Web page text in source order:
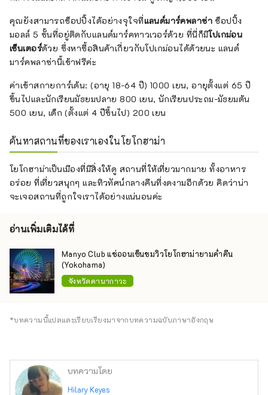
คุณยังสามารถช็อปปิ้งได้อย่างจุใจที่แลนด์มาร์คพลาซ่าช็อปปิ้ง
มอลล์ 5 ชั้นที่อยู่ติดกับแลนด์มาร์คทาวเวอร์ด้วย ที่นี่ก็มีโปเกม่อน
เซ็นเตอร์ด้วย ซึ่งหาซื้อสินค้าเกี่ยวกับโปเกม่อนได้ด้วยนะ แลนด์
มาร์คพลาซ่านี้เข้าฟรีค่ะ
ค่าเข้าสกายการ์เด้น: (อายุ 18-64 ปี) 1000 เยน, อายุตั้งแต่ 65 ปี
ขึ้นไปและนักเรียนมัธยมปลาย 800 เยน, นักเรียนประถม-มัธยมต้น
500 เยน, เด็ก (ตั้งแต่ 4 ปีขึ้นไป) 200 เยน
ค้นหาสถานที่ของเราเองในโยโกฮาม่า
โยโกฮาม่าเป็นเมืองที่มีสิ่งให้ดู สถานที่ให้เที่ยวมากมาย ทั้งอาหาร
อร่อย ที่เที่ยวสนุกๆ และทิวทัศน์กลางคืนที่งดงามอีกด้วย คิดว่าน่า
จะเจอสถานที่ถูกใจเราได้อย่างแน่นอนค่ะ
อ่านเพิ่มเติมได้ที่
Manyo Club แช่ออนเซ็นชมวิวโยโกฮาม่ายามค่ำคืน
(Yokohama)
จังหวัดคานากาวะ
*บทความนี้แปลและเรียบเรียงมาจากบทความฉบับภาษาอังกฤษ
บทความโดย
Hilary Keyes